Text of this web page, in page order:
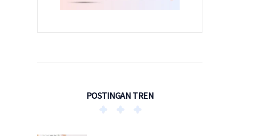
POSTINGAN TREN